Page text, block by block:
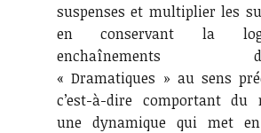
suspenses et multiplier les
en conservant la
enchaînements
« Dramatiques » au sens
c’est-à-dire comportant du
une dynamique qui met